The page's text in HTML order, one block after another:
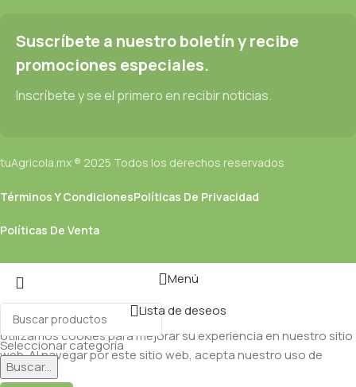
Suscríbete a nuestro boletín y recibe
promociones especiales.
Inscríbete y se el primero en recibir noticias.
tuAgricola.mx ® 2025 Todos los derechos reservados
Términos Y CondicionesPolíticas De Privacidad
Políticas De Venta
Seleccionar categoría
Buscar...
Menú
Lista de deseos
Utilizamos cookies para mejorar su experiencia en nuestro sitio
web. Al navegar por este sitio web, acepta nuestro uso de
cookies.